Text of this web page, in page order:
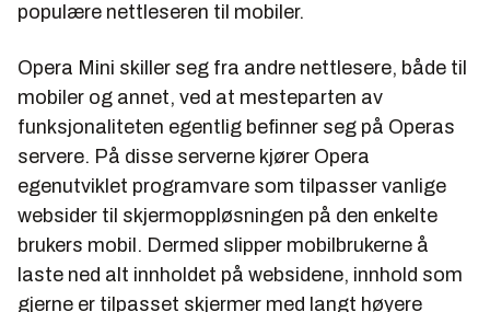
populære nettleseren til mobiler.
Opera Mini skiller seg fra andre nettlesere, både til
mobiler og annet, ved at mesteparten av
funksjonaliteten egentlig befinner seg på Operas
servere. På disse serverne kjører Opera
egenutviklet programvare som tilpasser vanlige
websider til skjermoppløsningen på den enkelte
brukers mobil. Dermed slipper mobilbrukerne å
laste ned alt innholdet på websidene, innhold som
gjerne er tilpasset skjermer med langt høyere